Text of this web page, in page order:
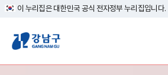
이 누리집은 대한민국 공식 전자정부 누리집입니다.
강
남